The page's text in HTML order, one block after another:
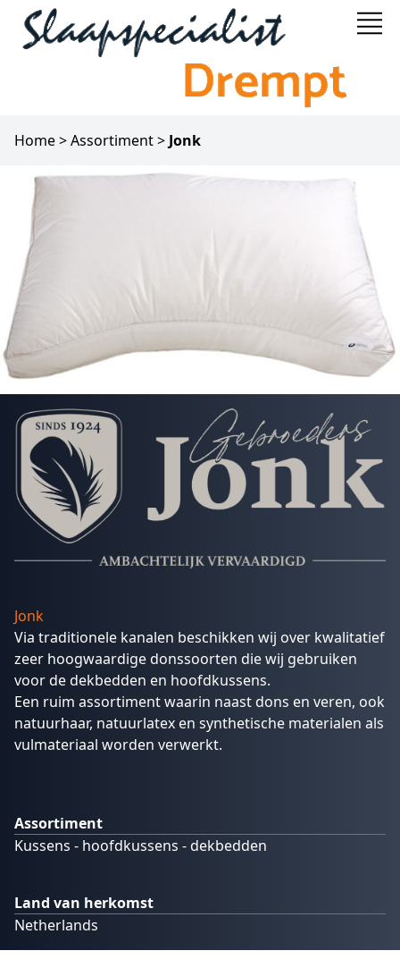
Home>Assortiment> Jonk
Jonk
Via traditionele kanalen beschikken wij over kwalitatief
zeer hoogwaardige donssoorten die wij gebruiken
voor de dekbedden en hoofdkussens.
Een ruim assortiment waarin naast dons en veren, ook
natuurhaar, natuurlatex en synthetische materialen als
vulmateriaal worden verwerkt.
Assortiment
Kussens - hoofdkussens - dekbedden
Land van herkomst
Netherlands